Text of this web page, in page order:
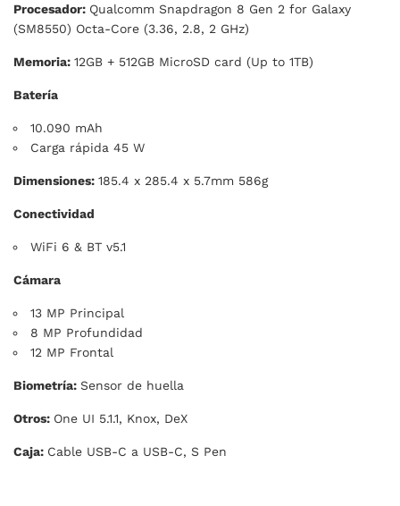
Procesador: Qualcomm Snapdragon 8 Gen 2 for Galaxy
(SM8550) Octa-Core (3.36, 2.8, 2 GHz)
Memoria: 12GB + 512GB MicroSD card (Up to 1TB)
Batería
10.090 mAh
Carga rápida 45 W
Dimensiones: 185.4 x 285.4 x 5.7mm 586g
Conectividad
WiFi 6 & BT v5.1
Cámara
13 MP Principal
8 MP Profundidad
12 MP Frontal
Biometría: Sensor de huella
Otros: One UI 5.1.1, Knox, DeX
Caja: Cable USB-C a USB-C, S Pen